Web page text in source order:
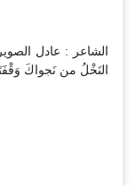
الشاعر : عادل
النَخْلُ من نَجواكَ